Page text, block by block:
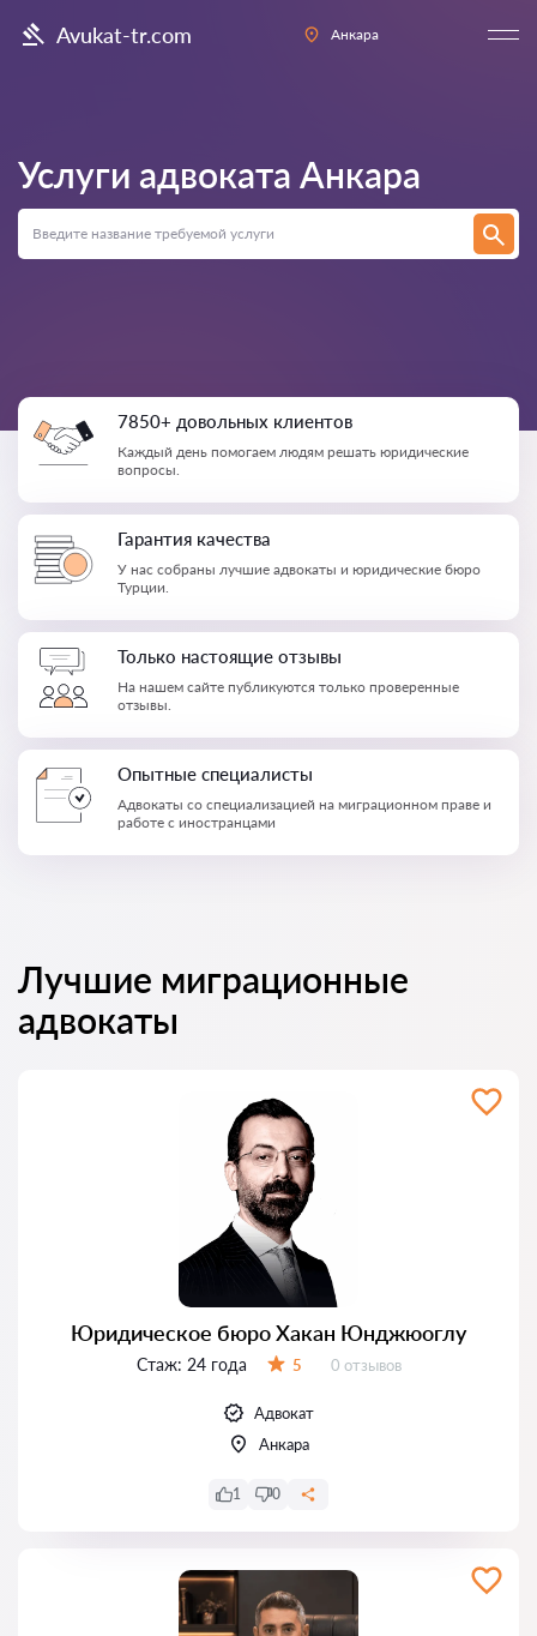
Avukat-tr.com Анкара
Услуги адвоката Анкара
7850+ довольных клиентов
Каждый день помогаем людям решать юридические
вопросы.
Гарантия качества
У нас собраны лучшие адвокаты и юридические бюро
Турции.
Только настоящие отзывы
На нашем сайте публикуются только проверенные
отзывы.
Опытные специалисты
Адвокаты со специализацией на миграционном праве и
работе с иностранцами
Лучшие миграционные
адвокаты
Юридическое бюро Хакан Юнджюоглу
Стаж: 24 года 5 Отзывов:
0 отзывов
Адвокат
Анкара
1 0